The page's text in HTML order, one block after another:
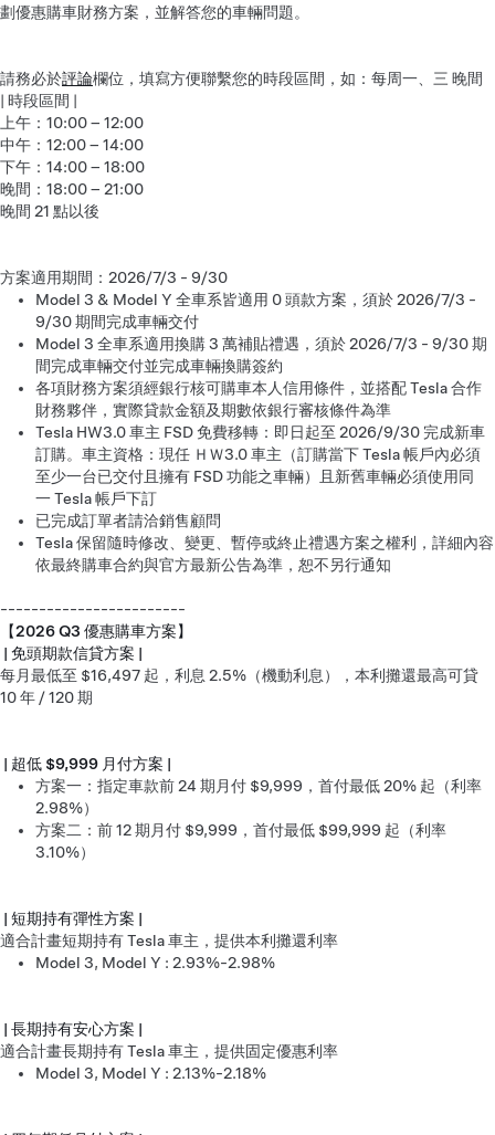
劃優惠購車財務方案，並解答您的車輛問題。
請務必於評論欄位，填寫方便聯繫您的時段區間，如：每周一、三 晚間
| 時段區間 |
上午：10:00 – 12:00
中午：12:00 – 14:00
下午：14:00 – 18:00
晚間：18:00 – 21:00
晚間 21 點以後
方案適用期間：2026/7/3 - 9/30
Model 3 & Model Y 全車系皆適用 0 頭款方案，須於 2026/7/3 -
9/30 期間完成車輛交付
Model 3 全車系適用換購 3 萬補貼禮遇，須於 2026/7/3 - 9/30 期
間完成車輛交付並完成車輛換購簽約
各項財務方案須經銀行核可購車本人信用條件，並搭配 Tesla 合作
財務夥伴，實際貸款金額及期數依銀行審核條件為準
Tesla HW3.0 車主 FSD 免費移轉：即日起至 2026/9/30 完成新車
訂購。車主資格：現任 ＨＷ3.0 車主（訂購當下 Tesla 帳戶內必須
至少一台已交付且擁有 FSD 功能之車輛）且新舊車輛必須使用同
一 Tesla 帳戶下訂
已完成訂單者請洽銷售顧問
Tesla 保留隨時修改、變更、暫停或終止禮遇方案之權利，詳細內容
依最終購車合約與官方最新公告為準，恕不另行通知
------------------------
【2026 Q3 優惠購車方案】
| 免頭期款信貸方案 |
每月最低至 $16,497 起，利息 2.5%（機動利息），本利攤還最高可貸
10 年 / 120 期
| 超低 $9,999 月付方案 |
方案一：指定車款前 24 期月付 $9,999，首付最低 20% 起（利率
2.98%）
方案二：前 12 期月付 $9,999，首付最低 $99,999 起（利率
3.10%）
| 短期持有彈性方案 |
適合計畫短期持有 Tesla 車主，提供本利攤還利率
Model 3, Model Y : 2.93%-2.98%
| 長期持有安心方案 |
適合計畫長期持有 Tesla 車主，提供固定優惠利率
Model 3, Model Y : 2.13%-2.18%